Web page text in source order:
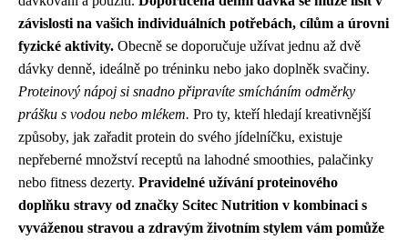
závislosti na vašich individuálních potřebách, cílům a úrovni
fyzické aktivity. Obecně se doporučuje užívat jednu až dvě
dávky denně, ideálně po tréninku nebo jako doplněk svačiny.
Proteinový nápoj si snadno připravíte smícháním odměrky
prášku s vodou nebo mlékem. Pro ty, kteří hledají kreativnější
způsoby, jak zařadit protein do svého jídelníčku, existuje
nepřeberné množství receptů na lahodné smoothies, palačinky
nebo fitness dezerty. Pravidelné užívání proteinového
doplňku stravy od značky Scitec Nutrition v kombinaci s
vyváženou stravou a zdravým životním stylem vám pomůže